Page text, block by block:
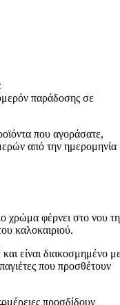
παράδοσης σε
που αγοράσατε,
από την ημερομηνία
χρώμα φέρνει στο νου τη
καλοκαιριού.
είναι διακοσμημένο
που προσθέτουν
προσδίδουν